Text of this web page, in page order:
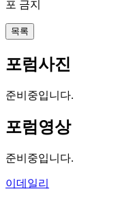
포 금지
목록
포럼사진
준비중입니다.
포럼영상
준비중입니다.
이데일리